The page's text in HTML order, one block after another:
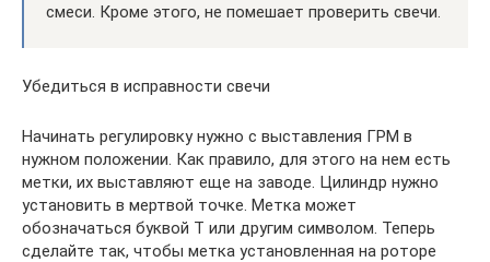
смеси. Кроме этого, не помешает проверить свечи.
Убедиться в исправности свечи
Начинать регулировку нужно с выставления ГРМ в
нужном положении. Как правило, для этого на нем есть
метки, их выставляют еще на заводе. Цилиндр нужно
установить в мертвой точке. Метка может
обозначаться буквой Т или другим символом. Теперь
сделайте так, чтобы метка установленная на роторе